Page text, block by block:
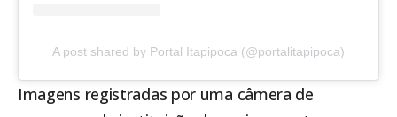
A post shared by Portal Itapipoca (@portalitapipoca)
Imagens registradas por uma câmera de